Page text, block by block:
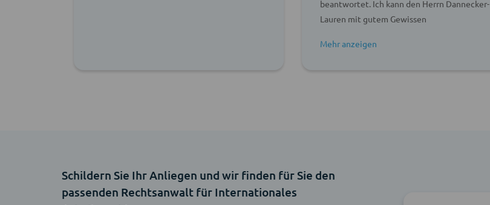
beantwortet. Ich kann den Herrn Dannecker-
Lauren mit gutem Gewissen
Schildern Sie Ihr Anliegen und wir finden für Sie den
passenden Rechtsanwalt für Internationales